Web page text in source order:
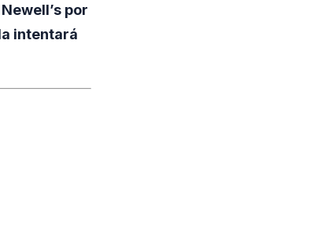
por
intentará